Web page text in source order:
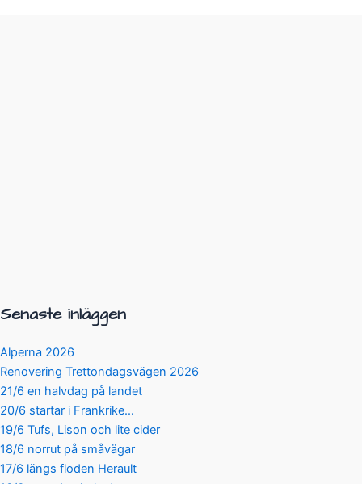
Senaste inläggen
Alperna 2026
Renovering Trettondagsvägen 2026
21/6 en halvdag på landet
20/6 startar i Frankrike…
19/6 Tufs, Lison och lite cider
18/6 norrut på småvägar
17/6 längs floden Herault